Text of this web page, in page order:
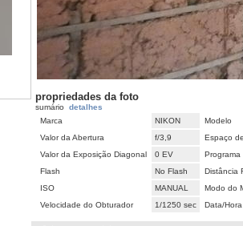
propriedades da foto
sumário detalhes
Marca
NIKON
Modelo
Valor da Abertura
f/3,9
Espaço
Valor da Exposição Diagonal
0 EV
Flash
No Flash
Distância
ISO
MANUAL
Modo do
Velocidade do Obturador
1/1250 sec Data/Hora